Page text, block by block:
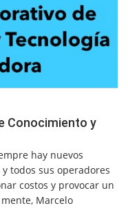
Conocimiento y
hay nuevos
todos sus operadores
costos y provocar un
Marcelo